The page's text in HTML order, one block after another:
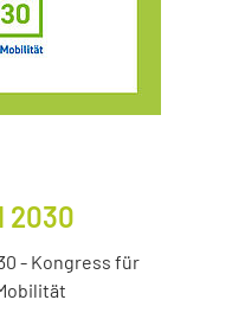
2030
- Kongress für